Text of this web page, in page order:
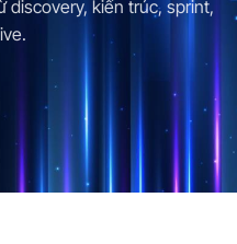
discovery, kiến trúc, sprint,